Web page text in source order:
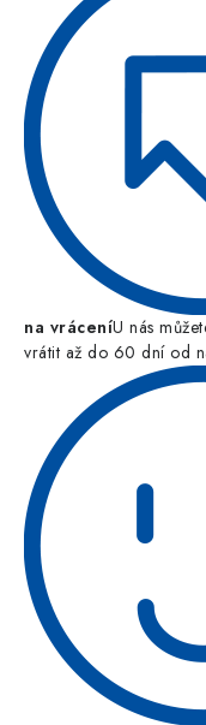
na vráceníU nás
vrátit až do 60 dní od